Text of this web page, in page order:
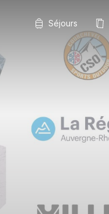
Séjours